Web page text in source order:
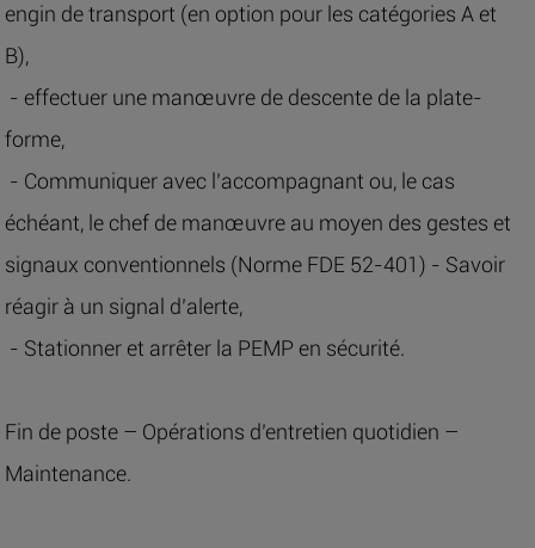
engin de transport (en option pour les catégories A et
B),
- effectuer une manœuvre de descente de la plate-
forme,
- Communiquer avec l’accompagnant ou, le cas
échéant, le chef de manœuvre au moyen des gestes et
signaux conventionnels (Norme FDE 52-401) - Savoir
réagir à un signal d’alerte,
- Stationner et arrêter la PEMP en sécurité.
Fin de poste – Opérations d’entretien quotidien –
Maintenance.